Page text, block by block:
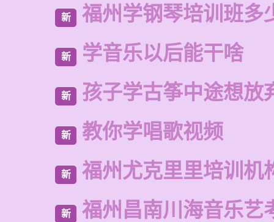
新 福州学钢琴培训班多
新 学音乐以后能干啥
新 孩子学古筝中途想放
新 教你学唱歌视频
新 福州尤克里里培训机
新 福州昌南川海音乐艺